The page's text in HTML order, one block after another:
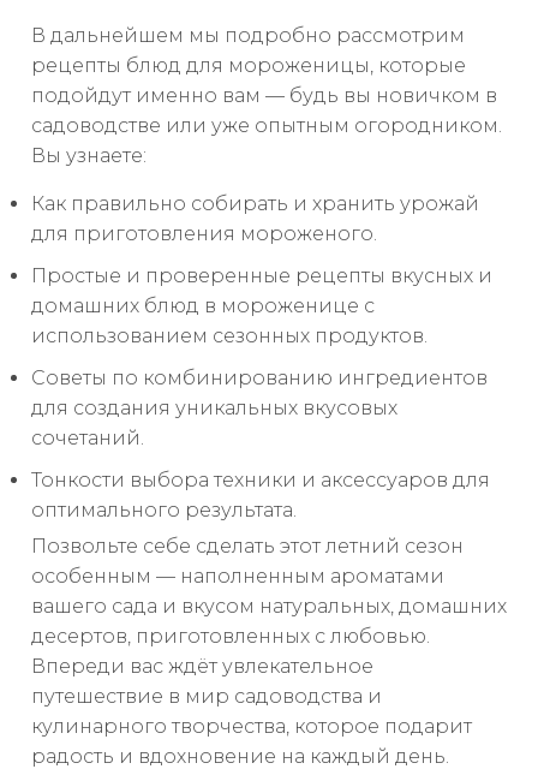
В дальнейшем мы подробно рассмотрим
рецепты блюд для мороженицы, которые
подойдут именно вам — будь вы новичком в
садоводстве или уже опытным огородником.
Вы узнаете:
Как правильно собирать и хранить урожай
для приготовления мороженого.
Простые и проверенные рецепты вкусных и
домашних блюд в мороженице с
использованием сезонных продуктов.
Советы по комбинированию ингредиентов
для создания уникальных вкусовых
сочетаний.
Тонкости выбора техники и аксессуаров для
оптимального результата.
Позвольте себе сделать этот летний сезон
особенным — наполненным ароматами
вашего сада и вкусом натуральных, домашних
десертов, приготовленных с любовью.
Впереди вас ждёт увлекательное
путешествие в мир садоводства и
кулинарного творчества, которое подарит
радость и вдохновение на каждый день.